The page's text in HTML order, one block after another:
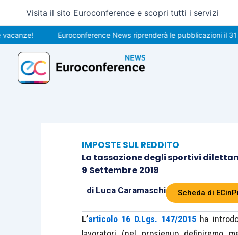
contenuto
Visita il sito Euroconference e scopri tutti i servizi
Euroconference News riprenderà le pubblicazioni il 31
IMPOSTE SUL REDDITO
La tassazione degli sportivi
9 Settembre 2019
di Luca Caramaschi Scheda di
L’articolo 16 D.Lgs. 147/2015 ha